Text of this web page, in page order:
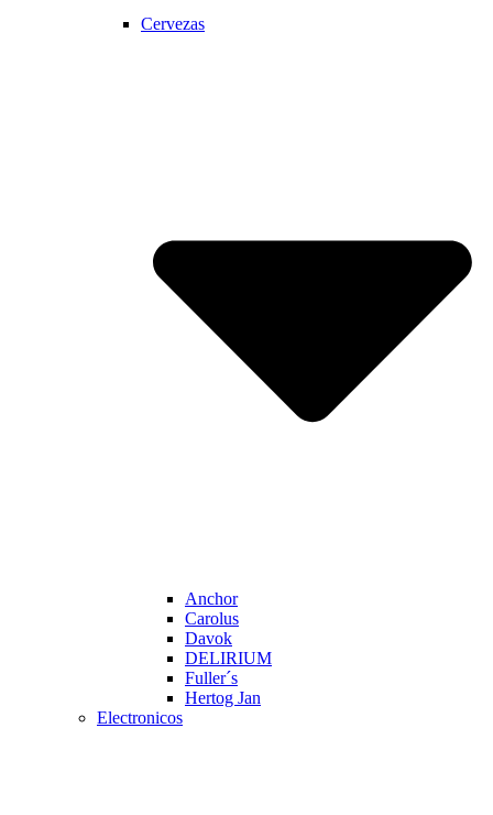
Cervezas
Anchor
Carolus
Davok
DELIRIUM
Fuller´s
Hertog Jan
Electronicos